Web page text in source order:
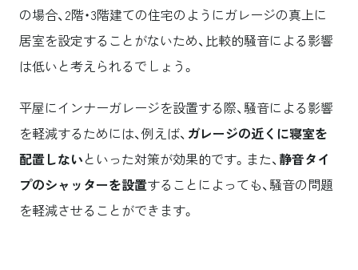
の場合、2階・3階建ての住宅のようにガレージの真上に
居室を設定することがないため、比較的騒音による影響
は低いと考えられるでしょう。
平屋にインナーガレージを設置する際、騒音による影響
を軽減するためには、例えば、 ガレージの近くに寝室を
配置しないといった対策が効果的です。また、静音タイ
プのシャッターを設置することによっても、騒音の問題
を軽減させることができます。